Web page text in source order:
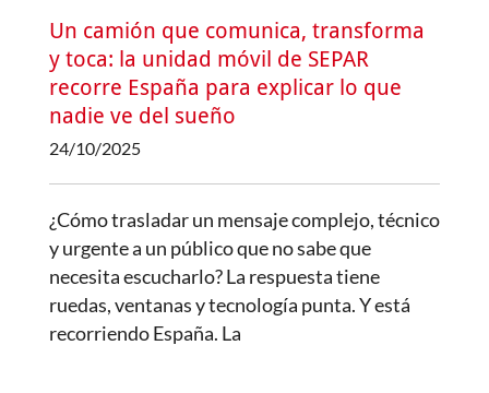
Un camión que comunica, transforma
y toca: la unidad móvil de SEPAR
recorre España para explicar lo que
nadie ve del sueño
24/10/2025
¿Cómo trasladar un mensaje complejo, técnico
y urgente a un público que no sabe que
necesita escucharlo? La respuesta tiene
ruedas, ventanas y tecnología punta. Y está
recorriendo España. La